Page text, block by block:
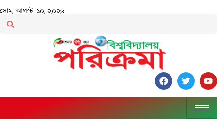
সোম, আগস্ট ১০, ২০২৬